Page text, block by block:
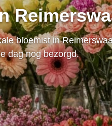
bloemist in
dag nog bezorgd.